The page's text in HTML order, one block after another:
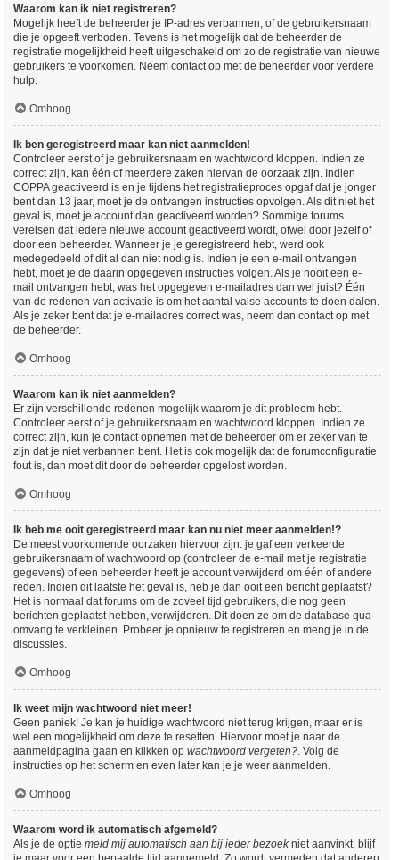
Waarom kan ik niet registreren?
Mogelijk heeft de beheerder je IP-adres verbannen, of de gebruikersnaam
die je opgeeft verboden. Tevens is het mogelijk dat de beheerder de
registratie mogelijkheid heeft uitgeschakeld om zo de registratie van nieuwe
gebruikers te voorkomen. Neem contact op met de beheerder voor verdere
hulp.
Omhoog
Ik ben geregistreerd maar kan niet aanmelden!
Controleer eerst of je gebruikersnaam en wachtwoord kloppen. Indien ze
correct zijn, kan één of meerdere zaken hiervan de oorzaak zijn. Indien
COPPA geactiveerd is en je tijdens het registratieproces opgaf dat je jonger
bent dan 13 jaar, moet je de ontvangen instructies opvolgen. Als dit niet het
geval is, moet je account dan geactiveerd worden? Sommige forums
vereisen dat iedere nieuwe account geactiveerd wordt, ofwel door jezelf of
door een beheerder. Wanneer je je geregistreerd hebt, werd ook
medegedeeld of dit al dan niet nodig is. Indien je een e-mail ontvangen
hebt, moet je de daarin opgegeven instructies volgen. Als je nooit een e-
mail ontvangen hebt, was het opgegeven e-mailadres dan wel juist? Één
van de redenen van activatie is om het aantal valse accounts te doen dalen.
Als je zeker bent dat je e-mailadres correct was, neem dan contact op met
de beheerder.
Omhoog
Waarom kan ik niet aanmelden?
Er zijn verschillende redenen mogelijk waarom je dit probleem hebt.
Controleer eerst of je gebruikersnaam en wachtwoord kloppen. Indien ze
correct zijn, kun je contact opnemen met de beheerder om er zeker van te
zijn dat je niet verbannen bent. Het is ook mogelijk dat de forumconfiguratie
fout is, dan moet dit door de beheerder opgelost worden.
Omhoog
Ik heb me ooit geregistreerd maar kan nu niet meer aanmelden!?
De meest voorkomende oorzaken hiervoor zijn: je gaf een verkeerde
gebruikersnaam of wachtwoord op (controleer de e-mail met je registratie
gegevens) of een beheerder heeft je account verwijderd om één of andere
reden. Indien dit laatste het geval is, heb je dan ooit een bericht geplaatst?
Het is normaal dat forums om de zoveel tijd gebruikers, die nog geen
berichten geplaatst hebben, verwijderen. Dit doen ze om de database qua
omvang te verkleinen. Probeer je opnieuw te registreren en meng je in de
discussies.
Omhoog
Ik weet mijn wachtwoord niet meer!
Geen paniek! Je kan je huidige wachtwoord niet terug krijgen, maar er is
wel een mogelijkheid om deze te resetten. Hiervoor moet je naar de
aanmeldpagina gaan en klikken op wachtwoord vergeten?. Volg de
instructies op het scherm en even later kan je je weer aanmelden.
Omhoog
Waarom word ik automatisch afgemeld?
Als je de optie meld mij automatisch aan bij ieder bezoekniet aanvinkt, blijf